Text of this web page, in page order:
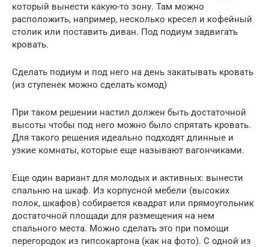
который вынести какую-то зону. Там можно
расположить, например, несколько кресел и кофейный
столик или поставить диван. Под подиум задвигать
кровать.
Сделать подиум и под него на день закатывать кровать
(из ступенек можно сделать комод)
При таком решении настил должен быть достаточной
высоты чтобы под него можно было спрятать кровать.
Для такого решения идеально подходят длинные и
узкие комнаты, которые еще называют вагончиками.
Еще один вариант для молодых и активных: вынести
спальню на шкаф. Из корпусной мебели (высоких
полок, шкафов) собирается квадрат или прямоугольник
достаточной площади для размещения на нем
спального места. Можно сделать это при помощи
перегородок из гипсокартона (как на фото). С одной из